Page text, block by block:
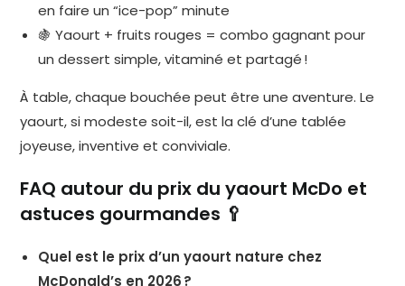
en faire un “ice-pop” minute
🍇 Yaourt + fruits rouges = combo gagnant pour
un dessert simple, vitaminé et partagé !
À table, chaque bouchée peut être une aventure. Le
yaourt, si modeste soit-il, est la clé d’une tablée
joyeuse, inventive et conviviale.
FAQ autour du prix du yaourt McDo et
astuces gourmandes 🥄
Quel est le prix d’un yaourt nature chez
McDonald’s en 2026 ?